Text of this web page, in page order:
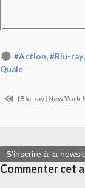
#Action,#Blu-ray,
Quale
[Blu-ray] New York
S'inscrire à la
Commenter cet